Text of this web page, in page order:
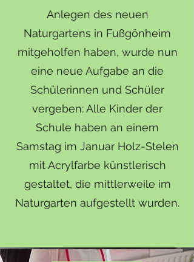
Anlegen des neuen
Naturgartens in Fußgönheim
mitgeholfen haben, wurde nun
eine neue Aufgabe an die
Schülerinnen und Schüler
vergeben: Alle Kinder der
Schule haben an einem
Samstag im Januar Holz-Stelen
mit Acrylfarbe künstlerisch
gestaltet, die mittlerweile im
Naturgarten aufgestellt wurden.